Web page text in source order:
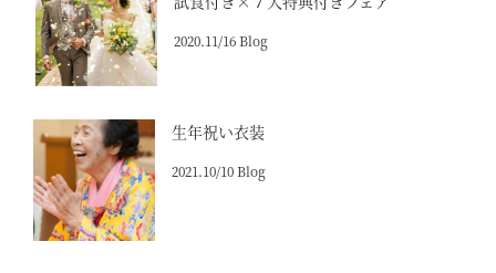
2020.11/16 Blog
生年祝い衣装
2021.10/10 Blog